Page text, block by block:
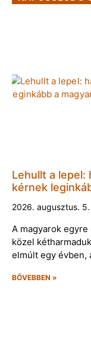
Lehullt a lepel:
kérnek
2026. augusztus.
A magyarok
közel
elmúlt egy évben,
BŐVEBBEN »